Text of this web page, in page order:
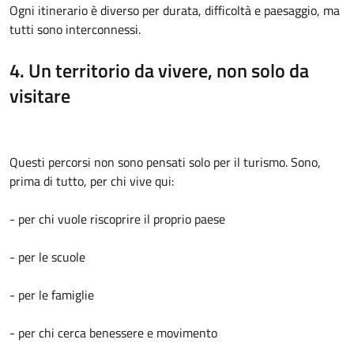
Ogni itinerario è diverso per durata, difficoltà e paesaggio, ma
tutti sono interconnessi.
4. Un territorio da vivere, non solo da
visitare
Questi percorsi non sono pensati solo per il turismo. Sono,
prima di tutto, per chi vive qui:
- per chi vuole riscoprire il proprio paese
- per le scuole
- per le famiglie
- per chi cerca benessere e movimento